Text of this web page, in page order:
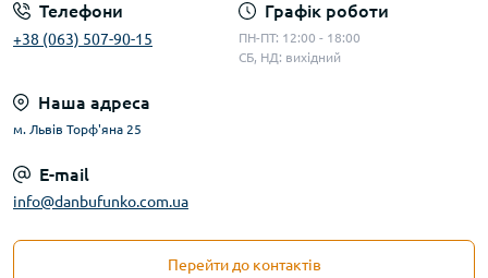
Телефони
+38 (063) 507-90-15
Графік роботи
ПН-ПТ: 12:00 - 18:00
СБ, НД: вихідний
Наша адреса
м. Львів Торф'яна 25
E-mail
info@danbufunko.com.ua
Перейти до контактів